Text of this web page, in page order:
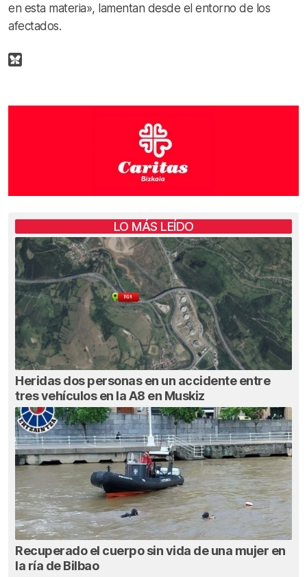
en esta materia», lamentan desde el entorno de los
afectados.
LO MÁS LEÍDO
Heridas dos personas en un accidente entre
tres vehículos en la A8 en Muskiz
Recuperado el cuerpo sin vida de una mujer en
la ría de Bilbao